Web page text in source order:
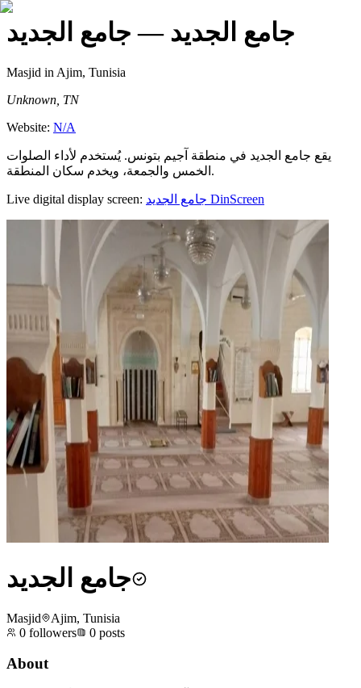
جامع الجديد — جامع الجديد
Masjid in Ajim, Tunisia
Unknown, TN
Website: N/A
يقع جامع الجديد في منطقة آجيم بتونس. يُستخدم لأداء الصلوات
الخمس والجمعة، ويخدم سكان المنطقة.
Live digital display screen: جامع الجديد DinScreen
جامع الجديد
Masjid
Ajim, Tunisia
0 followers 0 posts
About